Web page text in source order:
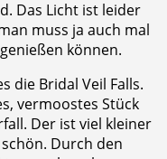
Das Licht ist leider
muss ja auch mal
können.
die Bridal Veil Falls.
vermoostes Stück
Der ist viel kleiner
Durch den